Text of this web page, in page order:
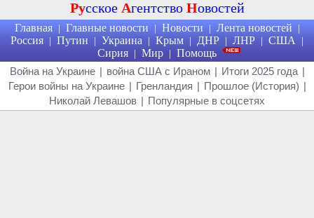
Русское Агентство Новостей
Главная | Главные новости | Новости | Лента новостей |
Россия | Путин | Украина | Крым | ДНР | ЛНР | США |
Сирия | Мир | Помощь
Война на Украине | война США с Ираном | Итоги 2025 года |
Герои войны на Украине | Гренландия | Прошлое (История) |
Николай Левашов | Популярные в соцсетях